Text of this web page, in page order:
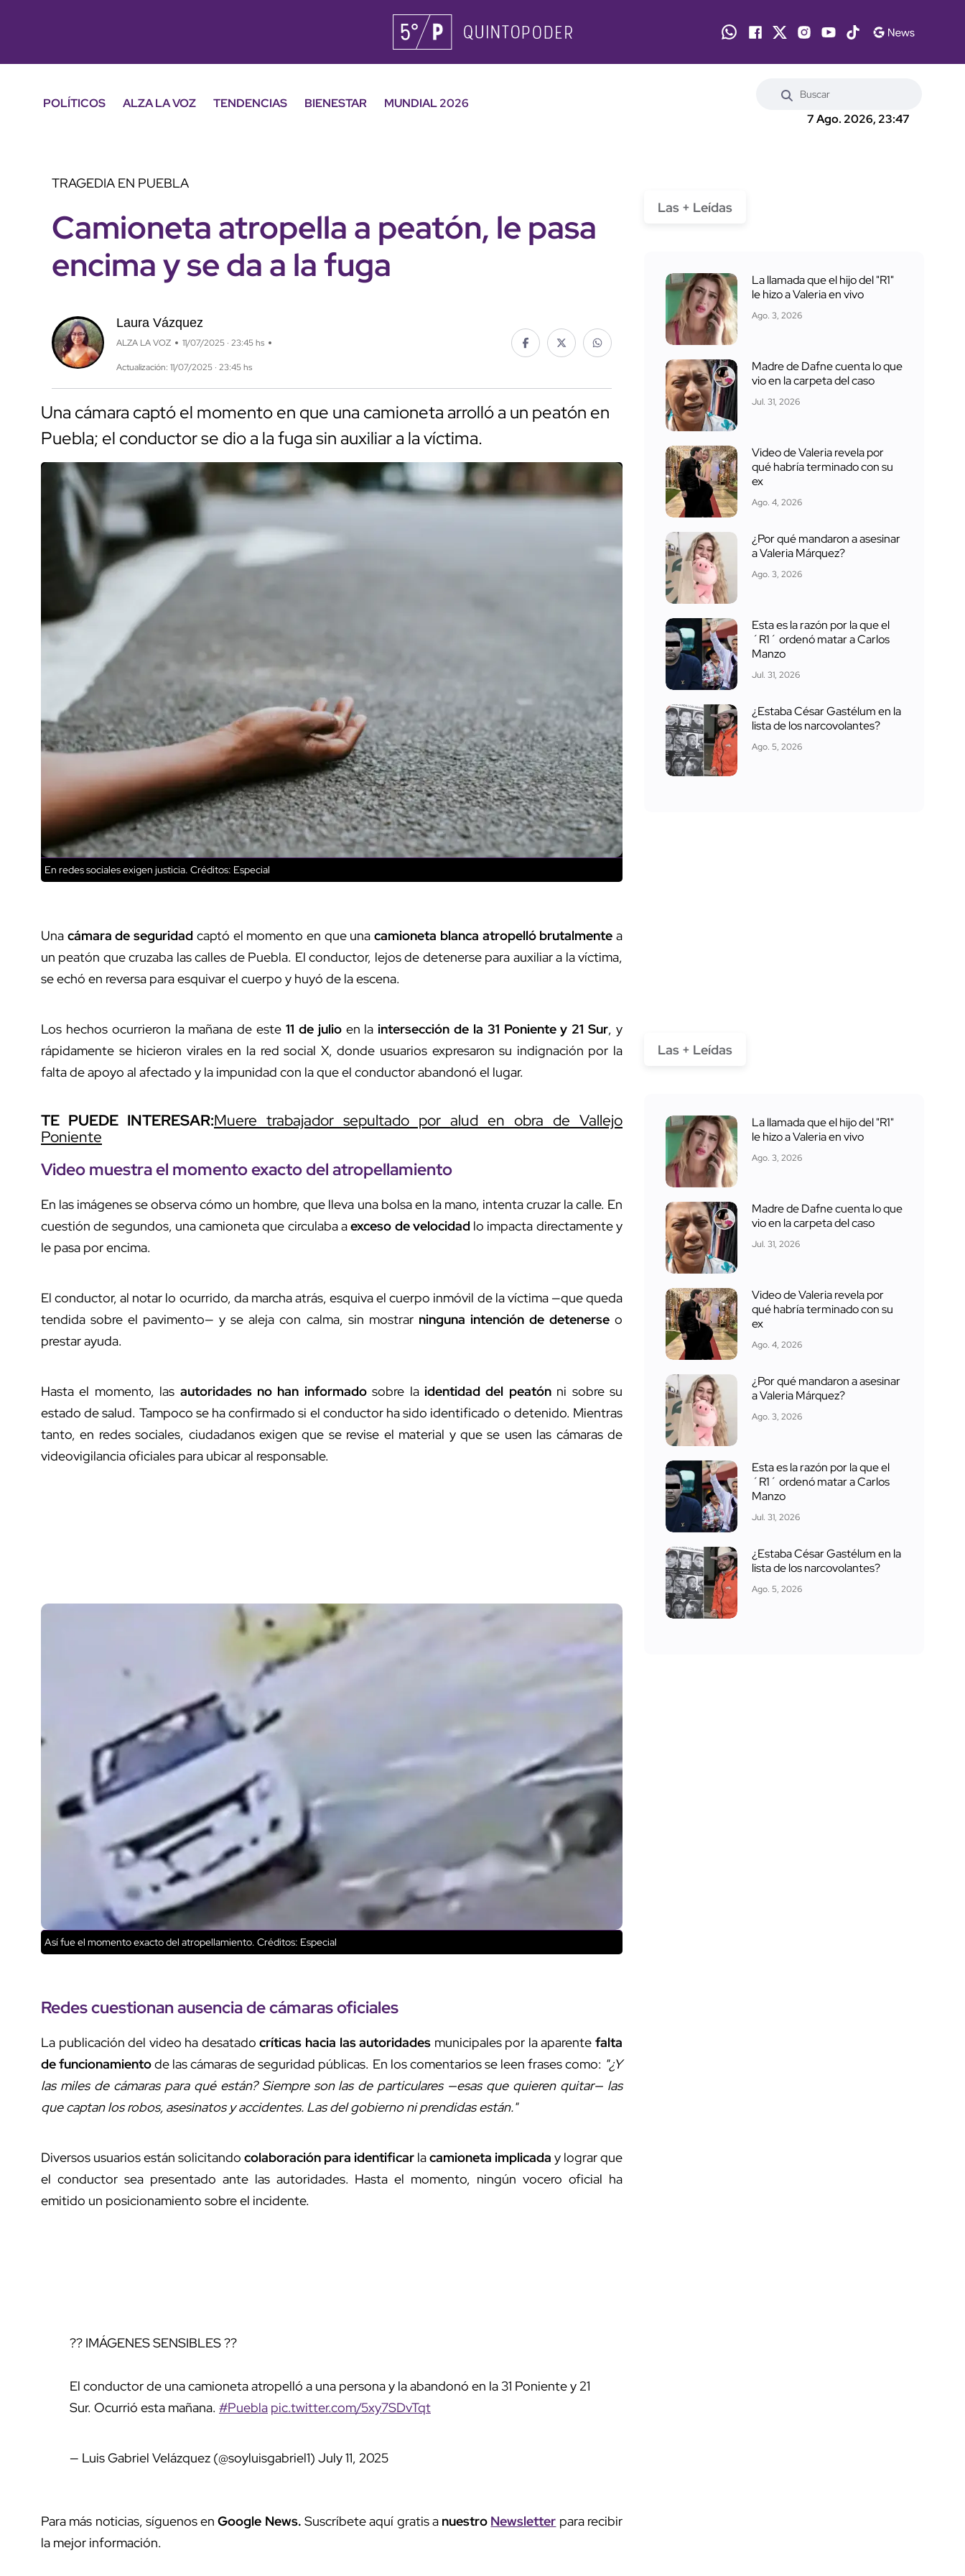
POLÍTICOS ALZA LA VOZ TENDENCIAS BIENESTAR
MUNDIAL 2026
7 Ago. 2026, 23:47
TRAGEDIA EN PUEBLA
Camioneta atropella a peatón, le pasa
encima y se da a la fuga
Laura Vázquez
ALZA LA VOZ 11/07/2025 · 23:45 hs
Actualización: 11/07/2025 · 23:45 hs
Una cámara captó el momento en que una camioneta arrolló a un peatón en
Puebla; el conductor se dio a la fuga sin auxiliar a la víctima.
En redes sociales exigen justicia. Créditos: Especial
Una cámara de seguridad captó el momento en que unacamioneta blanca atropelló brutalmente a
un peatón que cruzaba las calles de Puebla. El conductor, lejos de detenerse para auxiliar a la víctima,
se echó en reversa para esquivar el cuerpo y huyó de la escena.
Los hechos ocurrieron la mañana de este 11 de julioen laintersección de la 31 Poniente y 21 Sur, y
rápidamente se hicieron virales en la red social X, donde usuarios expresaron su indignación por la
falta de apoyo al afectado y la impunidad con la que el conductor abandonó el lugar.
TE PUEDE INTERESAR:Muere trabajador sepultado por alud en obra de Vallejo
Poniente
Video muestrael momento exacto delatropellamiento
En las imágenes se observa cómo un hombre, que lleva una bolsa en la mano, intenta cruzar la calle. En
cuestión de segundos, una camioneta que circulaba aexceso de velocidadlo impacta directamente y
le pasa por encima.
El conductor, al notar lo ocurrido, da marcha atrás, esquiva el cuerpo inmóvil de la víctima —que queda
tendida sobre el pavimento— y se aleja con calma, sin mostrar ninguna intención de detenerseo
prestar ayuda.
Hasta el momento, las autoridades no han informadosobre laidentidad del peatónni sobre su
estado de salud. Tampoco se ha confirmado si el conductor ha sido identificado o detenido. Mientras
tanto, en redes sociales, ciudadanos exigen que se revise el material y que se usen las cámaras de
videovigilancia oficiales para ubicar al responsable.
Así fue el momento exacto del atropellamiento. Créditos: Especial
Redes cuestionan ausenciadecámaras oficiales
La publicación del video ha desatado críticas hacia las autoridades municipales por la aparentefalta
de funcionamientode las cámaras de seguridad públicas. En los comentarios se leen frases como: "¿Y
las miles de cámaras para qué están? Siempre son las de particulares —esas que quieren quitar— las
que captan los robos, asesinatos y accidentes. Las del gobierno ni prendidas están."
Diversos usuarios están solicitando colaboración para identificar lacamioneta implicada y lograr que
el conductor sea presentado ante las autoridades. Hasta el momento, ningún vocero oficial ha
emitido un posicionamiento sobre el incidente.
?? IMÁGENES SENSIBLES ??
El conductor de una camioneta atropelló a una persona y la abandonó en la 31 Poniente y 21
Sur. Ocurrió esta mañana. #Puebla pic.twitter.com/5xy7SDvTqt
— Luis Gabriel Velázquez (@soyluisgabriel1) July 11, 2025
Para más noticias, síguenos enGoogle News. Suscríbete aquí gratis anuestro Newsletter para recibir
la mejor información.
Las + Leídas
La llamada que el hijo del "R1"
le hizo a Valeria en vivo
Ago. 3, 2026
Madre de Dafne cuenta lo que
vio en la carpeta del caso
Jul. 31, 2026
Video de Valeria revela por
qué habría terminado con su
ex
Ago. 4, 2026
¿Por qué mandaron a asesinar
a Valeria Márquez?
Ago. 3, 2026
Esta es la razón por la que el
´R1´ ordenó matar a Carlos
Manzo
Jul. 31, 2026
¿Estaba César Gastélum en la
lista de los narcovolantes?
Ago. 5, 2026
Las + Leídas
La llamada que el hijo del "R1"
le hizo a Valeria en vivo
Ago. 3, 2026
Madre de Dafne cuenta lo que
vio en la carpeta del caso
Jul. 31, 2026
Video de Valeria revela por
qué habría terminado con su
ex
Ago. 4, 2026
¿Por qué mandaron a asesinar
a Valeria Márquez?
Ago. 3, 2026
Esta es la razón por la que el
´R1´ ordenó matar a Carlos
Manzo
Jul. 31, 2026
¿Estaba César Gastélum en la
lista de los narcovolantes?
Ago. 5, 2026